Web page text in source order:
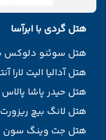
هتل گردی با ابرآسا
هتل سوئنو دلوکس
هتل آدالیا الیت لارا
هتل حیدر پاشا پالاس
هتل لانگ بیچ ریزورت
هتل جت وینگ سون